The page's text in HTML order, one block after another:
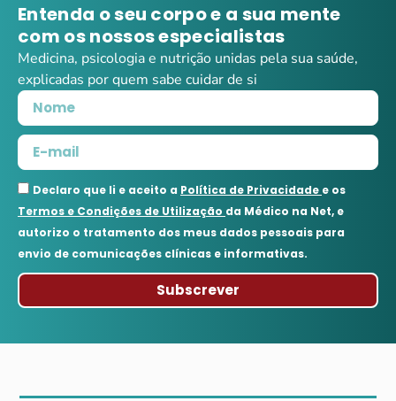
Entenda o seu corpo e a sua mente
com os nossos especialistas
Medicina, psicologia e nutrição unidas pela sua saúde,
explicadas por quem sabe cuidar de si
Declaro que li e aceito a Política de Privacidade e os
Termos e Condições de Utilização da Médico na Net, e
autorizo o tratamento dos meus dados pessoais para
envio de comunicações clínicas e informativas.
Subscrever